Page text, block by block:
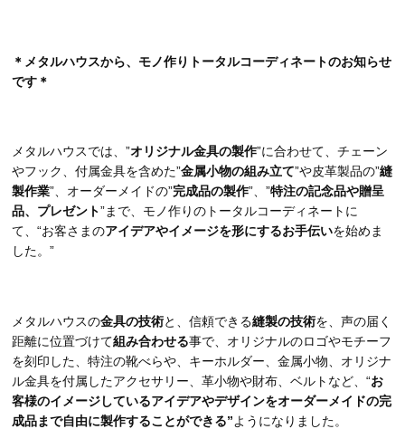
＊メタルハウスから、モノ作りトータルコーディネートのお知らせ
です＊
メタルハウスでは、”オリジナル金具の製作”に合わせて、チェーン
やフック、付属金具を含めた”金属小物の組み立て”や皮革製品の”縫
製作業”、オーダーメイドの”完成品の製作”、”特注の記念品や贈呈
品、プレゼント”まで、モノ作りのトータルコーディネートに
て、“お客さまのアイデアやイメージを形にするお手伝いを始めま
した。”
メタルハウスの金具の技術と、信頼できる縫製の技術を、声の届く
距離に位置づけて組み合わせる事で、オリジナルのロゴやモチーフ
を刻印した、特注の靴べらや、キーホルダー、金属小物、オリジナ
ル金具を付属したアクセサリー、革小物や財布、ベルトなど、“お
客様のイメージしているアイデアやデザインをオーダーメイドの完
成品まで自由に製作することができる”ようになりました。